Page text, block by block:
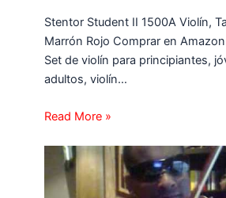
Stentor Student II 1500A Violín,
Marrón Rojo Comprar en
Set de violín para principiantes,
adultos, violín…
Read More »